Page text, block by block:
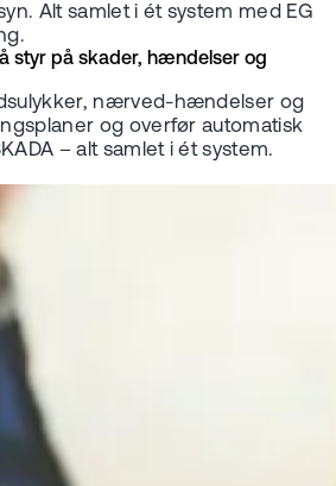
Alt samlet i ét system med EG
styr på skader, hændelser og
nærved-hændelser og
og overfør automatisk
– alt samlet i ét system.